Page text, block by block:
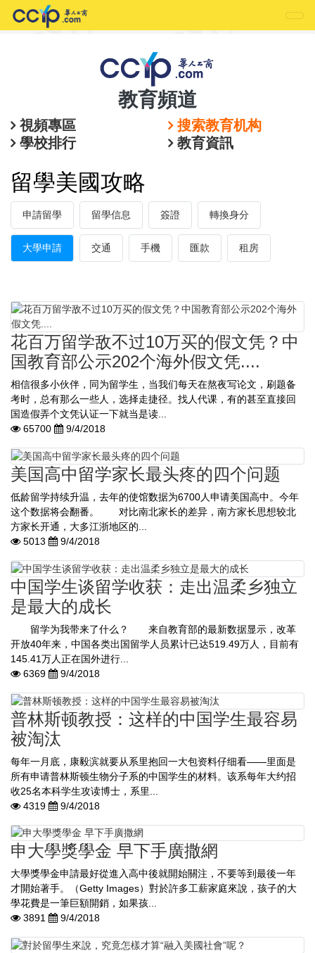
教育頻道
視頻專區
搜索教育机构
學校排行
教育資訊
留學美國攻略
申請留學 留學信息 簽證 轉換身分
大學申請 交通 手機 匯款 租房
花百万留学敌不过10万买的假文凭？中
国教育部公示202个海外假文凭....
相信很多小伙伴，同为留学生，当我们每天在熬夜写论文，刷题备
考时，总有那么一些人，选择走捷径。找人代课，有的甚至直接回
国造假弄个文凭认证一下就当是读...
65700
9/4/2018
美国高中留学家长最头疼的四个问题
低龄留学持续升温，去年的使馆数据为6700人申请美国高中。今年
这个数据将会翻番。 对比南北家长的差异，南方家长思想较北
方家长开通，大多江浙地区的...
5013
9/4/2018
中国学生谈留学收获：走出温柔乡独立
是最大的成长
留学为我带来了什么？ 来自教育部的最新数据显示，改革
开放40年来，中国各类出国留学人员累计已达519.49万人，目前有
145.41万人正在国外进行...
6369
9/4/2018
普林斯顿教授：这样的中国学生最容易
被淘汰
每年一月底，康毅滨就要从系里抱回一大包资料仔细看——里面是
所有申请普林斯顿生物分子系的中国学生的材料。该系每年大约招
收25名本科学生攻读博士，系里...
4319
9/4/2018
申大學獎學金 早下手廣撒網
大學獎學金申請最好從進入高中後就開始關注，不要等到最後一年
才開始著手。（Getty Images）對於許多工薪家庭來說，孩子的大
學花費是一筆巨額開銷，如果孩...
3891
9/4/2018